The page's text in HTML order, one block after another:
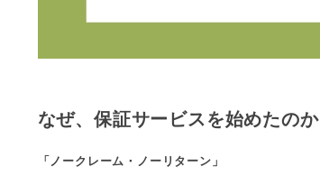
なぜ、保証サービスを始めたのか
「ノークレーム・ノーリターン」